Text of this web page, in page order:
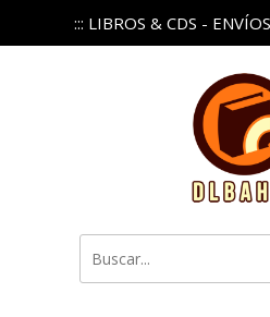
::: LIBROS & CDS -